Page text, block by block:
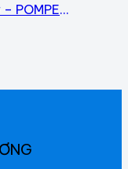
– POMPE